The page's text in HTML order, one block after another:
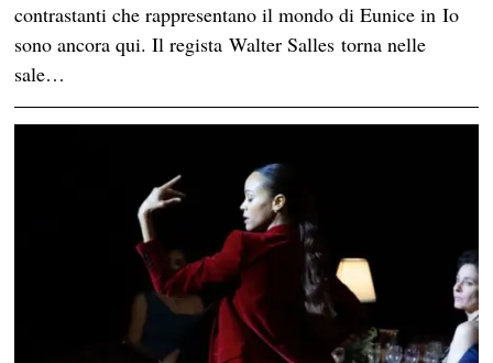
contrastanti che rappresentano il mondo di Eunice in Io
sono ancora qui. Il regista Walter Salles torna nelle
sale…